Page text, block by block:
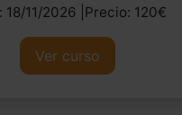
18/11/2026 |Precio: 120€
Ver curso